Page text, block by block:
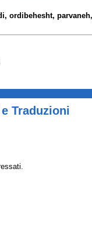
ordibehesht, parvaneh,
Traduzioni